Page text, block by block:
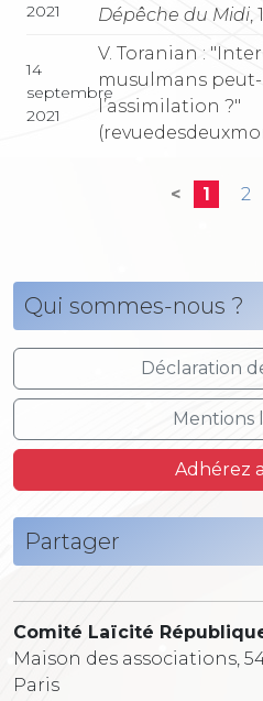
2021
Dépêche du Midi
14
septembre
2021
V. Toranian :
musulmans
l’assimilation ?"
< 1 2
Qui sommes-nous ?
Déclaration
Mentions
Adhérez
Partager
Comité Laïcité
Maison des associations,
Paris